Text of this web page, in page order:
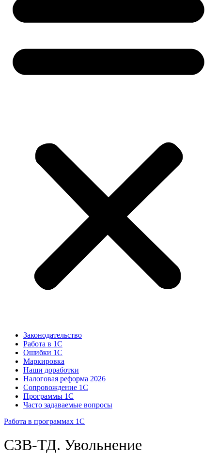
Законодательство
Работа в 1С
Ошибки 1С
Маркировка
Наши доработки
Налоговая реформа 2026
Сопровождение 1С
Программы 1С
Часто задаваемые вопросы
Работа в программах 1С
СЗВ-ТД. Увольнение